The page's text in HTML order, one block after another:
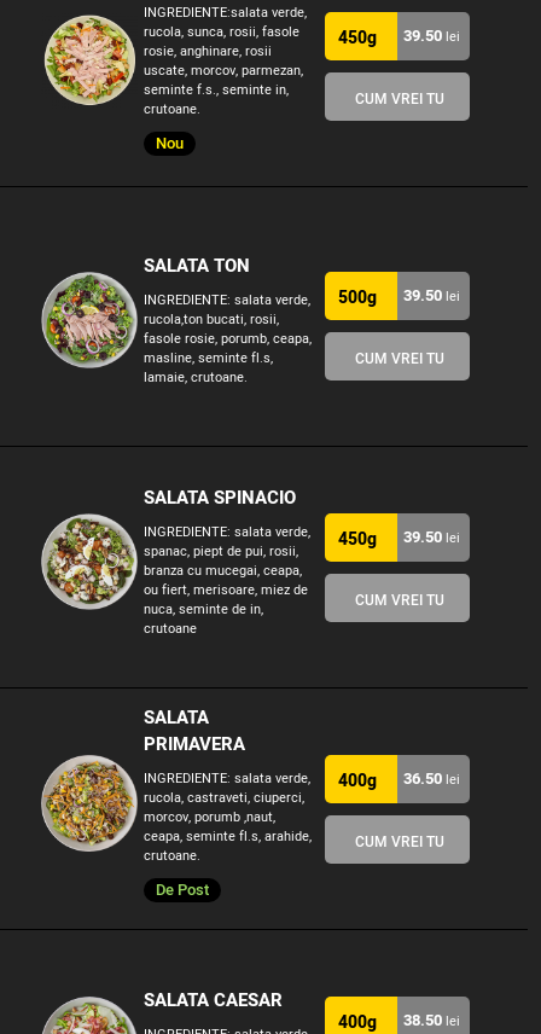
INGREDIENTE:salata verde,
rucola, sunca, rosii, fasole
rosie, anghinare, rosii
uscate, morcov, parmezan,
seminte f.s., seminte in,
crutoane.
Nou
450g 39.50 lei
CUM VREI TU
SALATA TON
INGREDIENTE: salata verde,
rucola,ton bucati, rosii,
fasole rosie, porumb, ceapa,
masline, seminte fl.s,
lamaie, crutoane.
500g 39.50 lei
CUM VREI TU
SALATA SPINACIO
INGREDIENTE: salata verde,
spanac, piept de pui, rosii,
branza cu mucegai, ceapa,
ou fiert, merisoare, miez de
nuca, seminte de in,
crutoane
450g 39.50 lei
CUM VREI TU
SALATA
PRIMAVERA
INGREDIENTE: salata verde,
rucola, castraveti, ciuperci,
morcov, porumb ,naut,
ceapa, seminte fl.s, arahide,
crutoane.
De Post
400g 36.50 lei
CUM VREI TU
SALATA CAESAR
400g 38.50 lei